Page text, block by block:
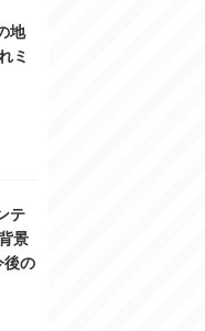
地
ミ
テ
景
後の